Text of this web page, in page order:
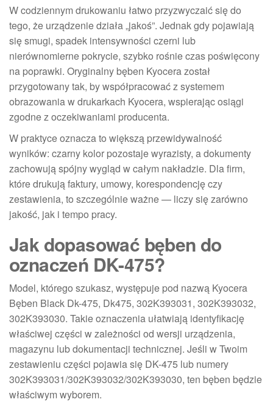
W codziennym drukowaniu łatwo przyzwyczaić się do
tego, że urządzenie działa „jakoś”. Jednak gdy pojawiają
się smugi, spadek intensywności czerni lub
nierównomierne pokrycie, szybko rośnie czas poświęcony
na poprawki. Oryginalny bęben Kyocera został
przygotowany tak, by współpracować z systemem
obrazowania w drukarkach Kyocera, wspierając osiągi
zgodne z oczekiwaniami producenta.
W praktyce oznacza to większą przewidywalność
wyników: czarny kolor pozostaje wyrazisty, a dokumenty
zachowują spójny wygląd w całym nakładzie. Dla firm,
które drukują faktury, umowy, korespondencję czy
zestawienia, to szczególnie ważne — liczy się zarówno
jakość, jak i tempo pracy.
Jak dopasować bęben do
oznaczeń DK-475?
Model, którego szukasz, występuje pod nazwą Kyocera
Bęben Black Dk-475, Dk475, 302K393031, 302K393032,
302K393030. Takie oznaczenia ułatwiają identyfikację
właściwej części w zależności od wersji urządzenia,
magazynu lub dokumentacji technicznej. Jeśli w Twoim
zestawieniu części pojawia się DK-475 lub numery
302K393031/302K393032/302K393030, ten bęben będzie
właściwym wyborem.